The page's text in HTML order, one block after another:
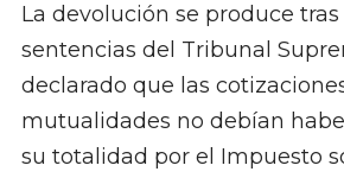
La devolución se produce
sentencias del Tribunal
declarado que las
mutualidades no debían
su totalidad por el Impuesto